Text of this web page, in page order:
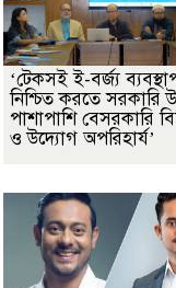
‘টেকসই ই-বর্জ্য
নিশ্চিত করতে সরকারি
পাশাপাশি বেসরকারি
ও উদ্যোগ অপরিহার্য’